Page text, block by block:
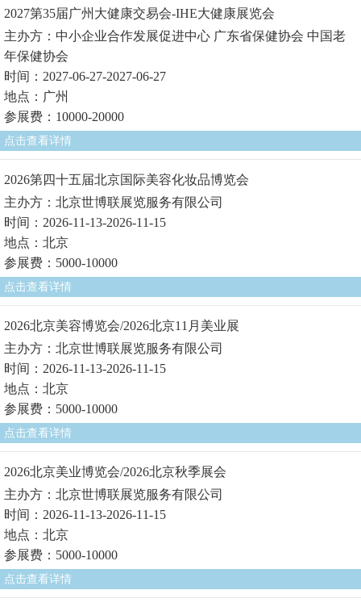
2027第35届广州大健康交易会-IHE大健康展览会
主办方：中小企业合作发展促进中心 广东省保健协会 中国老
年保健协会
时间：2027-06-27-2027-06-27
地点：广州
参展费：10000-20000
点击查看详情
2026第四十五届北京国际美容化妆品博览会
主办方：北京世博联展览服务有限公司
时间：2026-11-13-2026-11-15
地点：北京
参展费：5000-10000
点击查看详情
2026北京美容博览会/2026北京11月美业展
主办方：北京世博联展览服务有限公司
时间：2026-11-13-2026-11-15
地点：北京
参展费：5000-10000
点击查看详情
2026北京美业博览会/2026北京秋季展会
主办方：北京世博联展览服务有限公司
时间：2026-11-13-2026-11-15
地点：北京
参展费：5000-10000
点击查看详情